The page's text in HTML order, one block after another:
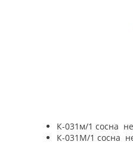
К-031м/1 сосна
К-031М/1 сосна